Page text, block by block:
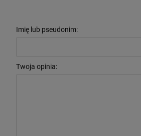
Imię lub pseudonim:
Twoja opinia: